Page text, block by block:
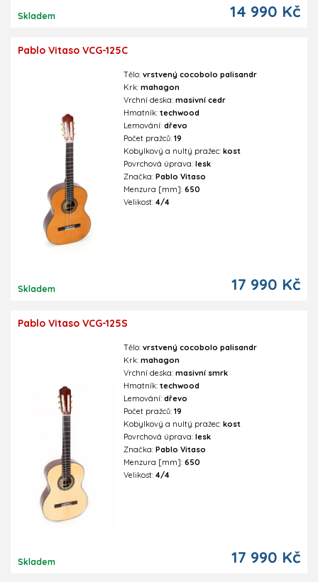
Skladem 14 990 Kč
Pablo Vitaso VCG-125C
Skladem
Tělo:vrstvený cocobolo palisandr
Krk:mahagon
Vrchní deska:masivní cedr
Hmatník:techwood
Lemování:dřevo
Počet pražců:19
Kobylkový a nultý pražec:kost
Povrchová úprava:lesk
Značka:Pablo Vitaso
Menzura [mm]:650
Velikost:4/4
17 990 Kč
Pablo Vitaso VCG-125S
Skladem
Tělo:vrstvený cocobolo palisandr
Krk:mahagon
Vrchní deska:masivní smrk
Hmatník:techwood
Lemování:dřevo
Počet pražců:19
Kobylkový a nultý pražec:kost
Povrchová úprava:lesk
Značka:Pablo Vitaso
Menzura [mm]:650
Velikost:4/4
17 990 Kč